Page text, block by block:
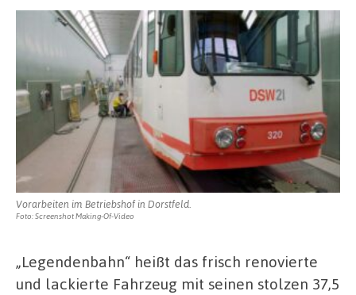
Vorarbeiten im Betriebshof in Dorstfeld.
Foto: Screenshot Making-Of-Video
„Legendenbahn“ heißt das frisch renovierte
und lackierte Fahrzeug mit seinen stolzen 37,5